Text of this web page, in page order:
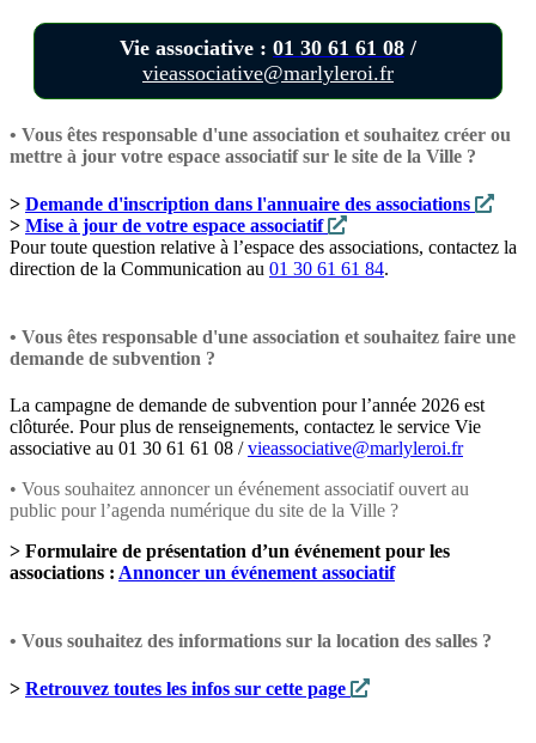
Vie associative : 01 30 61 61 08 /
vieassociative@marlyleroi.fr
• Vous êtes responsable d'une association et souhaitez créer ou
mettre à jour votre espace associatif sur le site de la Ville ?
> Demande d'inscription dans l'annuaire des associations
> Mise à jour de votre espace associatif
Pour toute question relative à l’espace des associations, contactez la
direction de la Communication au 01 30 61 61 84.
• Vous êtes responsable d'une association et souhaitez faire une
demande de subvention ?
La campagne de demande de subvention pour l’année 2026 est
clôturée. Pour plus de renseignements, contactez le service Vie
associative au 01 30 61 61 08 /vieassociative@marlyleroi.fr
• Vous souhaitez annoncer un événement associatif ouvert au
public pour l’agenda numérique du site de la Ville ?
> Formulaire de présentation d’un événement pour les
associations : Annoncer un événement associatif
• Vous souhaitez des informations sur la location des salles ?
> Retrouvez toutes les infos sur cette page